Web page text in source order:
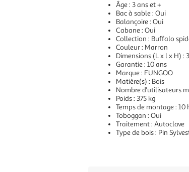
Âge : 3 ans et +
Bac à sable : Oui
Balançoire : Oui
Cabane : Oui
Collection : Buffalo
Couleur : Marron
Dimensions (L x l x H) :
Garantie : 10 ans
Marque : FUNGOO
Matière(s) : Bois
Nombre d'utilisateurs
Poids : 375 kg
Temps de montage : 10
Toboggan : Oui
Traitement : Autoclave
Type de bois : Pin